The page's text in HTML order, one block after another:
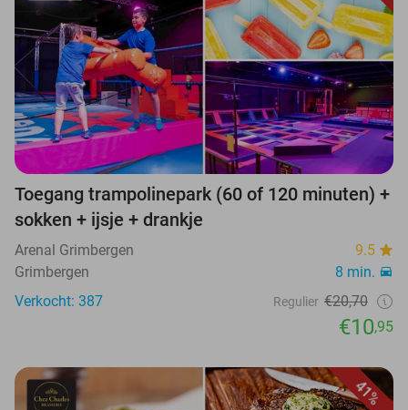
Toegang trampolinepark (60 of 120 minuten) +
sokken + ijsje + drankje
Arenal Grimbergen
9.5
Grimbergen
8 min.
Verkocht: 387
Regulier €20,70
€10,95
41%